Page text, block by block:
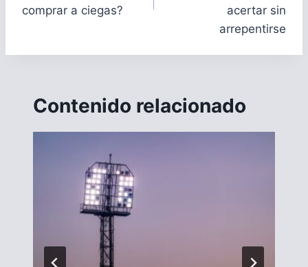
comprar a ciegas?
acertar sin
arrepentirse
Contenido relacionado